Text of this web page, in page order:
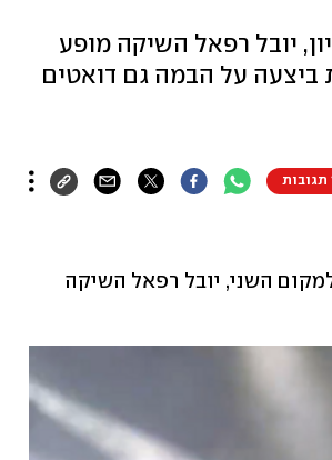
יובל רפאל השיקה מופע
על הבמה גם דואטים